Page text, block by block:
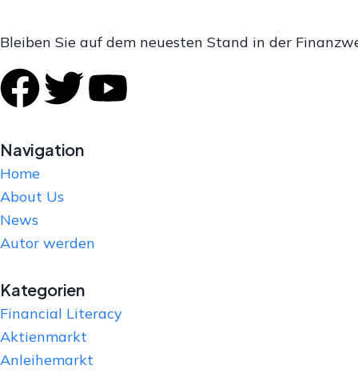
Bleiben Sie auf dem neuesten Stand in der
Navigation
Home
About Us
News
Autor werden
Kategorien
Financial Literacy
Aktienmarkt
Anleihemarkt